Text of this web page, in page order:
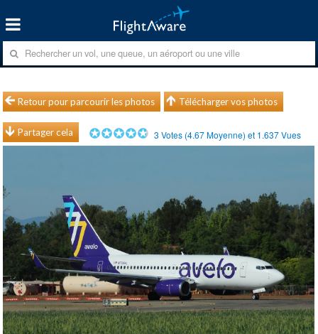
Retour pour parcourir les photos Télécharger vos photos
Partager cela 3 Votes (4.67Moyenne) et 1.637Vues